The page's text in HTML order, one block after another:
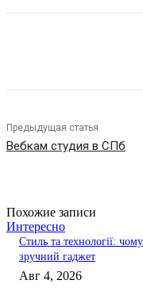
Предыдущая статья
Вебкам студия в СПб
Похожие записи
Интересно
Стиль та технології:
зручний гаджет
Авг 4, 2026